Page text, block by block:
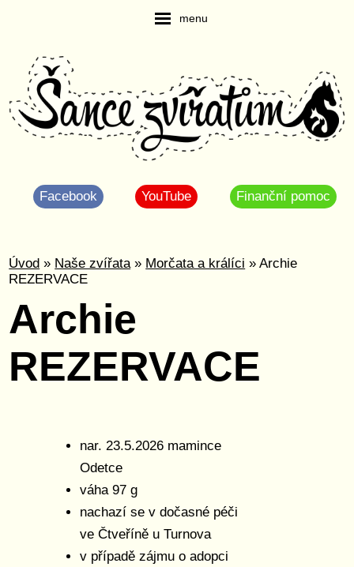
menu
Facebook YouTube Finanční pomoc
Úvod » Naše zvířata» Morčata a králíci » Archie
REZERVACE
Archie
REZERVACE
nar. 23.5.2026 mamince
Odetce
váha 97 g
nachazí se v dočasné péči
ve Čtveříně u Turnova
v případě zájmu o adopci